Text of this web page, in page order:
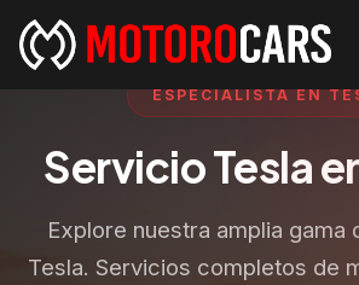
ESPECIALISTA EN
Servicio Tesla
Explore nuestra amplia gama
Tesla. Servicios completos de